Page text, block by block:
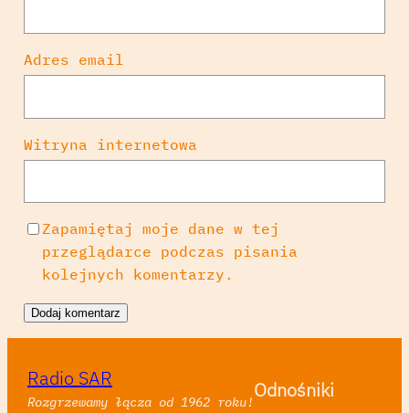
Adres email
Witryna internetowa
Zapamiętaj moje dane w tej
przeglądarce podczas pisania
kolejnych komentarzy.
Radio SAR
Rozgrzewamy łącza od 1962 roku!Odnośniki